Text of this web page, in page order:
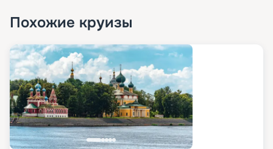
Похожие круизы